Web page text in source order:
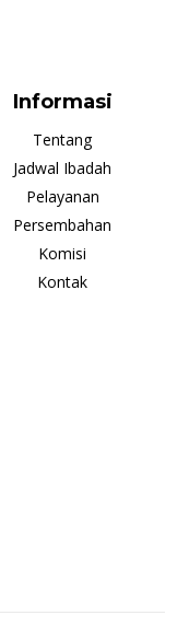
Informasi
Tentang
Jadwal Ibadah
Pelayanan
Persembahan
Komisi
Kontak